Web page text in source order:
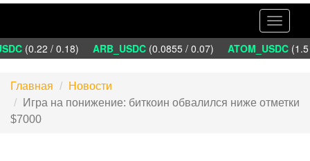
Toggle
(0.22 / 0.18) ARB_USDC(0.0855 / 0.07) ATOM_USDC(1.5
Главная
Новости
Игра на понижение: биткоин обвалился ниже отметки
$7000